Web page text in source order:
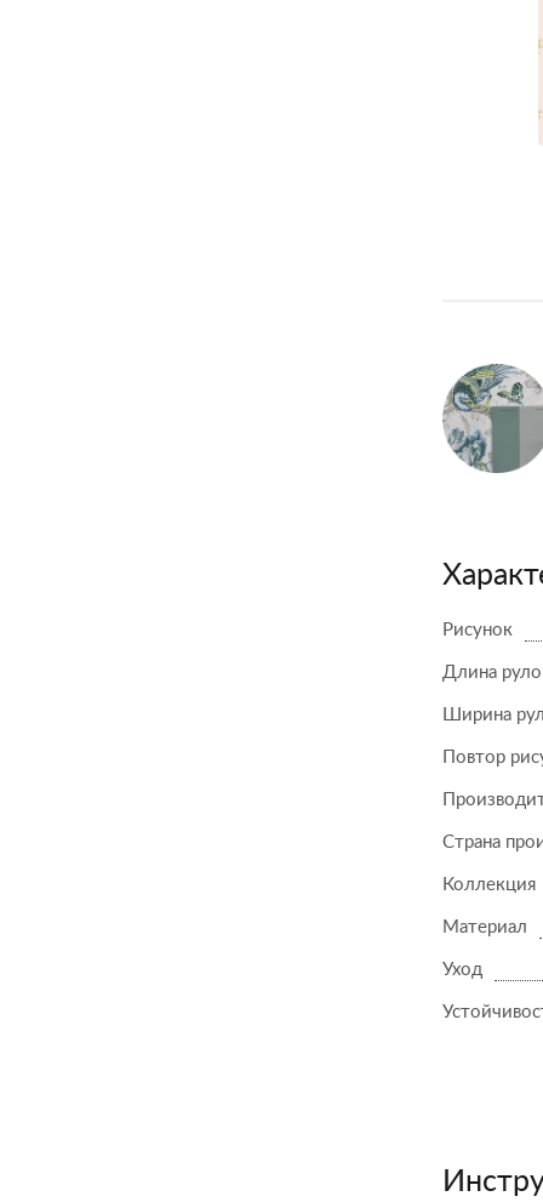
Рисунок
Длина
Ширина
Повтор
Страна
Коллекция
Материал
Уход